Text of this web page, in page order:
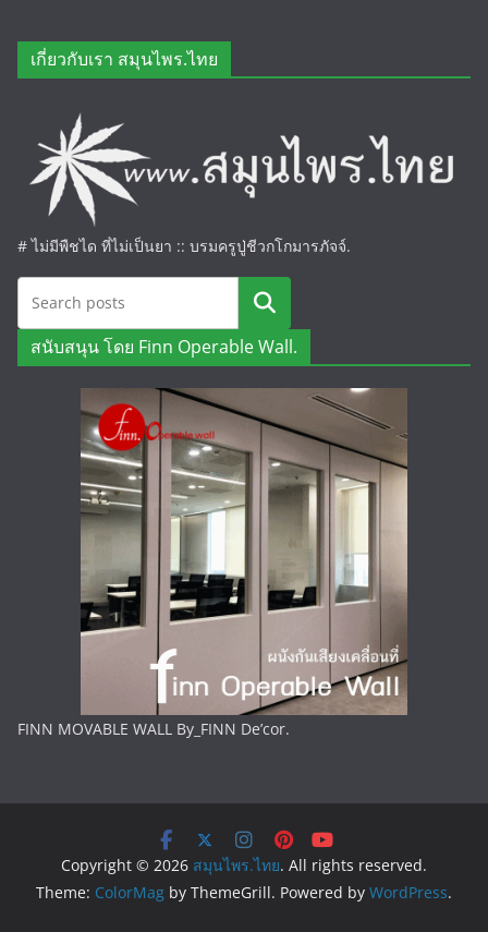
เกี่ยวกับเรา สมุนไพร.ไทย
# ไม่มีพืชได ที่ไม่เป็นยา :: บรมครูปู่ชีวกโกมารภัจจ์.
ค้นหา
สนับสนุน โดย Finn Operable Wall.
FINN MOVABLE WALL By_FINN De’cor.
Copyright © 2026 สมุนไพร.ไทย. All rights reserved.
Theme: ColorMag by ThemeGrill. Powered by WordPress.